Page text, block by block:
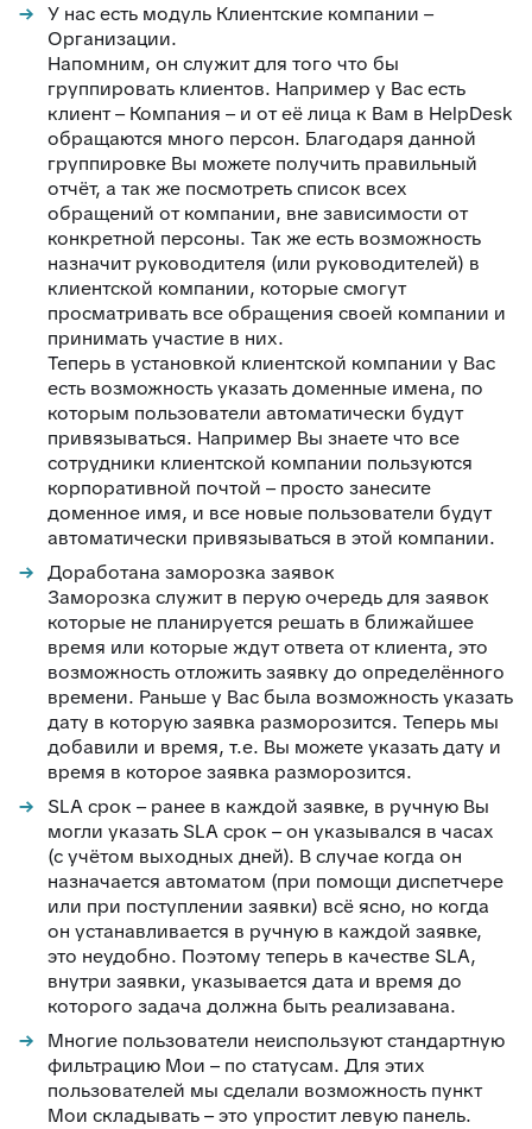
У нас есть модуль Клиентские компании –
Организации.
Напомним, он служит для того что бы
группировать клиентов. Например у Вас есть
клиент – Компания – и от её лица к Вам в HelpDesk
обращаются много персон. Благодаря данной
группировке Вы можете получить правильный
отчёт, а так же посмотреть список всех
обращений от компании, вне зависимости от
конкретной персоны. Так же есть возможность
назначит руководителя (или руководителей) в
клиентской компании, которые смогут
просматривать все обращения своей компании и
принимать участие в них.
Теперь в установкой клиентской компании у Вас
есть возможность указать доменные имена, по
которым пользователи автоматически будут
привязываться. Например Вы знаете что все
сотрудники клиентской компании пользуются
корпоративной почтой – просто занесите
доменное имя, и все новые пользователи будут
автоматически привязываться в этой компании.
Доработана заморозка заявок
Заморозка служит в перую очередь для заявок
которые не планируется решать в ближайшее
время или которые ждут ответа от клиента, это
возможность отложить заявку до определённого
времени. Раньше у Вас была возможность указать
дату в которую заявка разморозится. Теперь мы
добавили и время, т.е. Вы можете указать дату и
время в которое заявка разморозится.
SLA срок – ранее в каждой заявке, в ручную Вы
могли указать SLA срок – он указывался в часах
(с учётом выходных дней). В случае когда он
назначается автоматом (при помощи диспетчере
или при поступлении заявки) всё ясно, но когда
он устанавливается в ручную в каждой заявке,
это неудобно. Поэтому теперь в качестве SLA,
внутри заявки, указывается дата и время до
которого задача должна быть реализавана.
Многие пользователи неиспользуют стандартную
фильтрацию Мои – по статусам. Для этих
пользователей мы сделали возможность пункт
Мои складывать – это упростит левую панель.